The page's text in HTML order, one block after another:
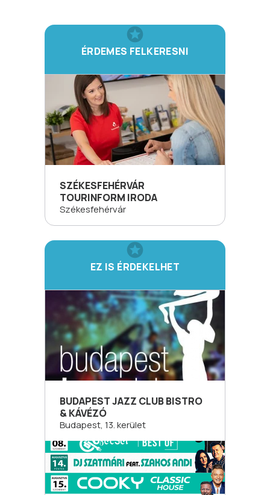
ÉRDEMES FELKERESNI
SZÉKESFEHÉRVÁR
TOURINFORM IRODA
Székesfehérvár
EZ IS ÉRDEKELHET
BUDAPEST JAZZ CLUB BISTRO
& KÁVÉZÓ
Budapest, 13. kerület